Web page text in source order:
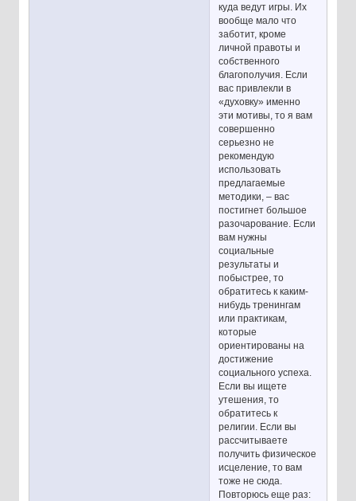
куда ведут игры. Их
вообще мало что
заботит, кроме
личной правоты и
собственного
благополучия. Если
вас привлекли в
«духовку» именно
эти мотивы, то я вам
совершенно
серьезно не
рекомендую
использовать
предлагаемые
методики, – вас
постигнет большое
разочарование. Если
вам нужны
социальные
результаты и
побыстрее, то
обратитесь к каким-
нибудь тренингам
или практикам,
которые
ориентированы на
достижение
социального успеха.
Если вы ищете
утешения, то
обратитесь к
религии. Если вы
рассчитываете
получить физическое
исцеление, то вам
тоже не сюда.
Повторюсь еще раз: